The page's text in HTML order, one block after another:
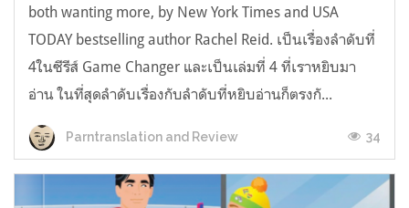
both wanting more, by New York Times and USA
TODAY bestselling author Rachel Reid. เป็นเรื่องลำดับที่
4ในซีรีส์ Game Changer และเป็นเล่มที่ 4 ที่เราหยิบมา
อ่าน ในที่สุดลำดับเรื่องกับลำดับที่หยิบอ่านก็ตรงกั...
Parntranslation and Review 34